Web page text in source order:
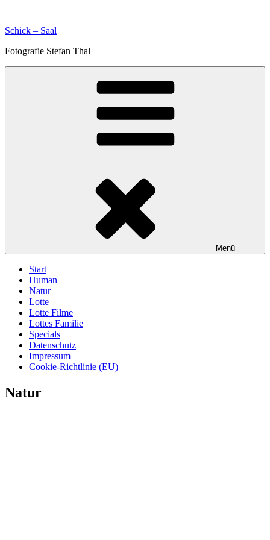
springen
Schick – Saal
Fotografie Stefan Thal
Menü
Start
Human
Natur
Lotte
Lotte Filme
Lottes Familie
Specials
Datenschutz
Impressum
Cookie-Richtlinie (EU)
Natur